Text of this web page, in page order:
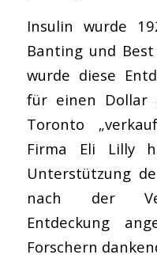
Insulin wurde
Banting und
wurde diese
für einen Dollar
Toronto
Firma Eli Lilly
Unterstützung
nach der
Entdeckung
Forschern